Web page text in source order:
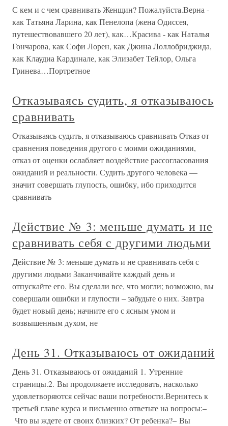
С кем и с чем сравнивать Женщин? Пожалуйста.Верна -
как Татьяна Ларина, как Пенелопа (жена Одиссея,
путешествовавшего 20 лет), как…Красива - как Наталья
Гончарова, как Софи Лорен, как Джина Лоллобриджида,
как Клаудиа Кардинале, как Элизабет Тейлор, Ольга
Гринева…Портретное
Отказываясь судить, я отказываюсь
сравнивать
Отказываясь судить, я отказываюсь сравнивать Отказ от
сравнения поведения другого с моими ожиданиями,
отказ от оценки ослабляет воздействие рассогласования
ожиданий и реальности. Судить другого человека —
значит совершать глупость, ошибку, ибо приходится
сравнивать
Действие № 3: меньше думать и не
сравнивать себя с другими людьми
Действие № 3: меньше думать и не сравнивать себя с
другими людьми Заканчивайте каждый день и
отпускайте его. Вы сделали все, что могли; возможно, вы
совершали ошибки и глупости – забудьте о них. Завтра
будет новый день; начните его с ясным умом и
возвышенным духом, не
День 31. Отказываюсь от ожиданий
День 31. Отказываюсь от ожиданий 1. Утренние
страницы.2. Вы продолжаете исследовать, насколько
удовлетворяются сейчас ваши потребности.Вернитесь к
третьей главе курса и письменно ответьте на вопросы:–
Что вы ждете от своих близких? От ребенка?– Вы